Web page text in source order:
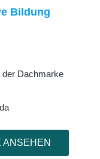
Bildung
der Dachmarke